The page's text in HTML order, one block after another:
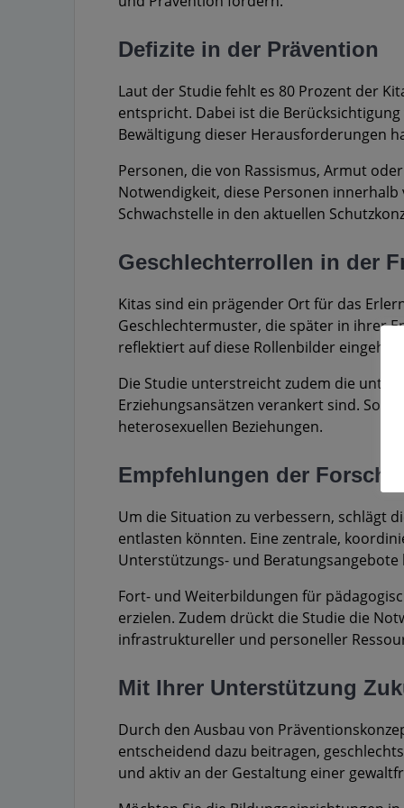
Defizite in der Prävention
Laut der Studie fehlt es 80 Prozent der
entspricht. Dabei ist die
Bewältigung dieser Herausforderungen
Personen, die von Rassismus, Armut
Notwendigkeit, diese Personen
Schwachstelle in den aktuellen
Geschlechterrollen in der
Kitas sind ein prägender Ort für das
Geschlechtermuster, die später in ihrer
reflektiert auf diese Rollenbilder
Die Studie unterstreicht zudem die
Erziehungsansätzen verankert sind.
heterosexuellen Beziehungen.
Empfehlungen der
Um die Situation zu verbessern, schlägt
entlasten könnten. Eine zentrale,
Unterstützungs- und Beratungsangebote
Fort- und Weiterbildungen für
erzielen. Zudem drückt die Studie die
infrastruktureller und personeller
Mit Ihrer Unterstützung
Durch den Ausbau von
entscheidend dazu beitragen,
und aktiv an der Gestaltung einer